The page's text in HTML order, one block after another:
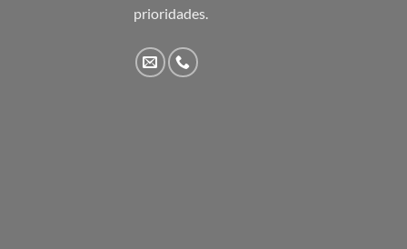
prioridades.